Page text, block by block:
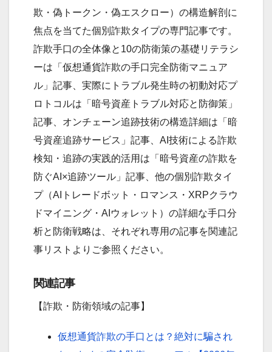
欺・偽トークン・偽エスクロー）の構造解剖に
焦点を当てた個別詐欺タイプの専門記事です。
詐欺手口の全体像と10の防衛策の基礎リテラシ
ーは「仮想通貨詐欺の手口完全防衛マニュア
ル」記事、実際にトラブル発生時の初動対応プ
ロトコルは「暗号資産トラブル対応と防御策」
記事、オンチェーン追跡技術の構造詳細は「暗
号資産追跡サービス」記事、AI技術による詐欺
検知・追跡の実践的活用は「暗号資産の詐欺を
防ぐAI×追跡ツール」記事、他の個別詐欺タイ
プ（AIトレードボット・ロマンス・XRPクラウ
ドマイニング・AIウォレット）の詳細な手口分
析と防衛戦略は、それぞれ専用の記事を関連記
事リストよりご参照ください。
関連記事
【詐欺・防衛領域の記事】
仮想通貨詐欺の手口とは？絶対に騙され